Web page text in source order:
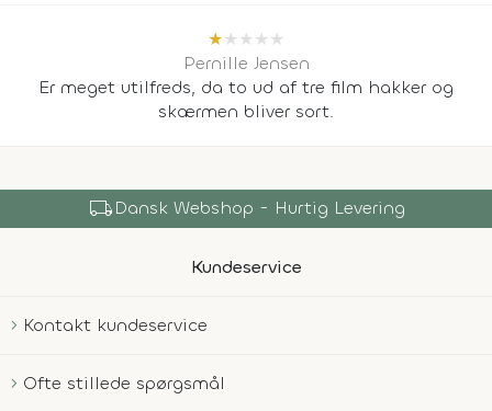
★★★★★
Pernille Jensen
Er meget utilfreds, da to ud af tre film hakker og
skærmen bliver sort.
local_shippingDansk Webshop - Hurtig Levering
Kundeservice
Kontakt kundeservice
Ofte stillede spørgsmål